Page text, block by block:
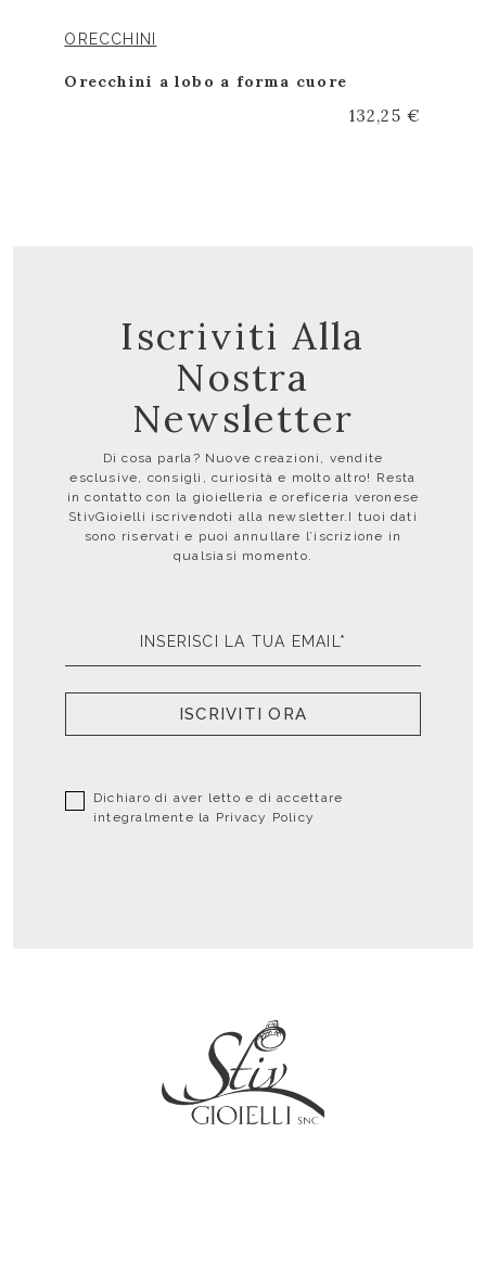
ORECCHINI
Orecchini a lobo a forma cuore
132,25 €
Iscriviti Alla
Nostra
Newsletter
Di cosa parla? Nuove creazioni, vendite
esclusive, consigli, curiosità e molto altro! Resta
in contatto con la gioielleria e oreficeria veronese
StivGioielli iscrivendoti alla newsletter.I tuoi dati
sono riservati e puoi annullare l’iscrizione in
qualsiasi momento.
ISCRIVITI ORA
Dichiaro di aver letto e di accettare
integralmente la Privacy Policy